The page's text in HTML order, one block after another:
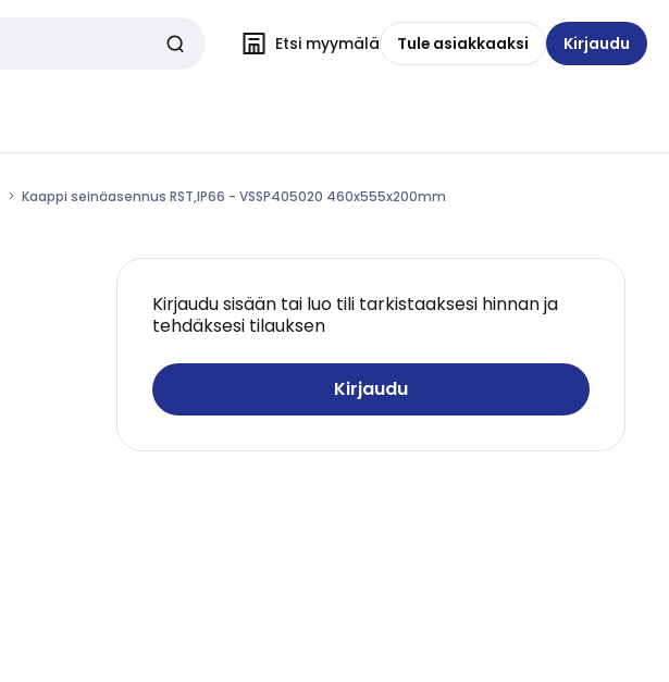
Etsi myymälä Tule asiakkaaksi Kirjaudu
Kaappi seinäasennus RST,IP66 - VSSP405020 460x555x200mm
Kirjaudu sisään tai luo tili tarkistaaksesi hinnan ja
tehdäksesi tilauksen
Kirjaudu